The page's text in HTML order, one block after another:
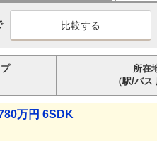
所在
（駅/バス
万円 6SDK